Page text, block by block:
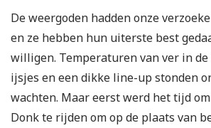
De weergoden hadden onze
en ze hebben hun uiterste best
willigen. Temperaturen van ver in
ijsjes en een dikke line-up stonden
wachten. Maar eerst werd het tijd
Donk te rijden om op de plaats van